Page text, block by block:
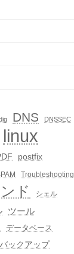
DNS DNSSEC
linux
postfix
Troubleshooting
ド シェル
ツール
データベース
バックアップ